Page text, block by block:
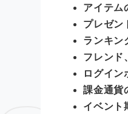
アイテム
プレゼン
ランキン
フレンド
ログイン
課金通貨
イベント